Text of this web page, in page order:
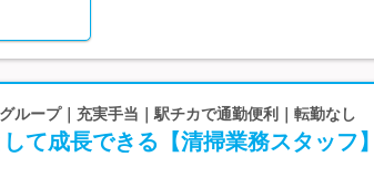
ループ｜充実手当｜駅チカで通勤便利｜転勤なし
て成長できる【清掃業務スタッフ】